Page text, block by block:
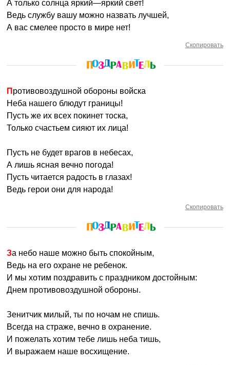
А только солнца яркий—яркий свет!
Ведь службу вашу можно назвать лучшей,
А вас смелее просто в мире нет!
Скопировать
Противовоздушной обороны войска
Неба нашего блюдут границы!
Пусть же их всех покинет тоска,
Только счастьем сияют их лица!
Пусть не будет врагов в небесах,
А лишь ясная вечно погода!
Пусть читается радость в глазах!
Ведь герои они для народа!
Скопировать
За небо наше можно быть спокойным,
Ведь на его охране не ребенок.
И мы хотим поздравить с праздником достойным:
Днем противовоздушной обороны.
Зенитчик милый, ты по ночам не спишь.
Всегда на страже, вечно в охранение.
И пожелать хотим тебе лишь неба тишь,
И выражаем наше восхищение.